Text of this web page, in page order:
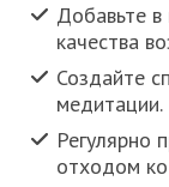
Добавьте в
качества
Создайте
медитации.
Регулярно
отходом ко